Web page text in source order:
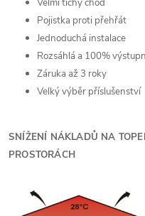
Velmi tichý chod
Pojistka proti přehřát
Jednoduchá instalace
Rozsáhlá a 100%
Záruka až 3 roky
Velký výběr příslušenství
SNÍŽENÍ NÁKLADŮ NA
PROSTORÁCH